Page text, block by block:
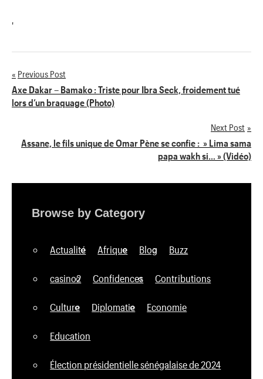
'
Navigation
de
Previous Post
Axe Dakar – Bamako : Triste pour Ibra Seck, froidement tué
lors d’un braquage (Photo)
Next Post
Assane, le fils unique de Omar Pène se confie : » Lima sama
papa wakh si… » (Vidéo)
Browse by Category
Actualité Afrique Blog Buzz
casino2 Confidences Contributions
Culture Diplomatie Economie
Education
Élection présidentielle sénégalaise de 2024